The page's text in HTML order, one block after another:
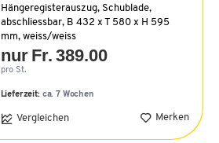
Hängeregisterauszug, Schublade,
abschliessbar, B 432 x T 580 x H 595
mm, weiss/weiss
nur Fr. 389.00
pro St.
Lieferzeit: ca. 7 Wochen
Vergleichen Merken